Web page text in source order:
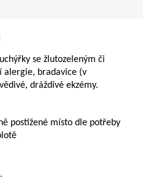
se žlutozeleným či
alergie, bradavice (v
dráždivé ekzémy.
postižené místo dle potřeby